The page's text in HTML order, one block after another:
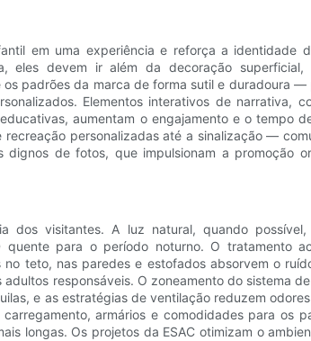
em uma experiência e reforça a identidade
eles devem ir além da decoração superficial,
padrões da marca de forma sutil e duradoura —
Elementos interativos de narrativa,
aumentam o engajamento e o tempo
personalizadas até a sinalização —
de fotos, que impulsionam a promoção
dos visitantes. A luz natural, quando
quente para o período noturno. O tratamento
teto, nas paredes e estofados absorvem o
responsáveis. O zoneamento do sistema
e as estratégias de ventilação reduzem
armários e comodidades para os
longas. Os projetos da ESAC otimizam o